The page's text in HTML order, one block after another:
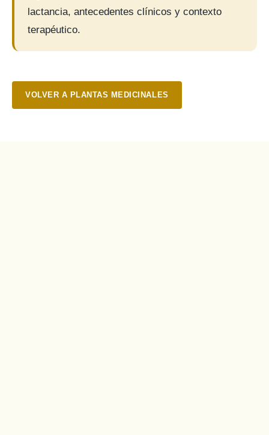
lactancia, antecedentes clínicos y contexto
terapéutico.
VOLVER A PLANTAS MEDICINALES